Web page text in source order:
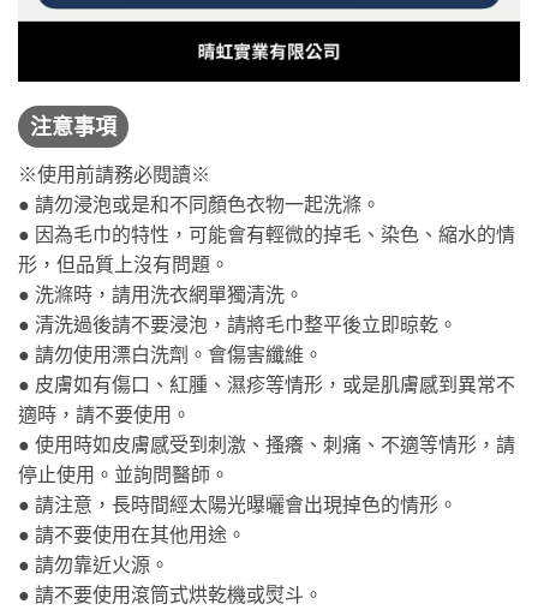
注意事項
※使用前請務必閱讀※
● 請勿浸泡或是和不同顏色衣物一起洗滌。
● 因為毛巾的特性，可能會有輕微的掉毛、染色、縮水的情
形，但品質上沒有問題。
● 洗滌時，請用洗衣網單獨清洗。
● 清洗過後請不要浸泡，請將毛巾整平後立即晾乾。
● 請勿使用漂白洗劑。會傷害纖維。
● 皮膚如有傷口、紅腫、濕疹等情形，或是肌膚感到異常不
適時，請不要使用。
● 使用時如皮膚感受到刺激、搔癢、刺痛、不適等情形，請
停止使用。並詢問醫師。
● 請注意，長時間經太陽光曝曬會出現掉色的情形。
● 請不要使用在其他用途。
● 請勿靠近火源。
● 請不要使用滾筒式烘乾機或熨斗。